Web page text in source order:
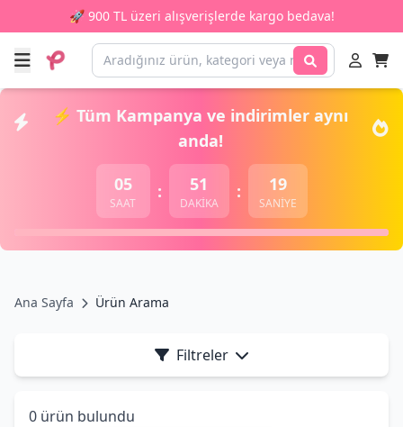
🚀 900 TL üzeri alışverişlerde kargo bedava!
⚡ Tüm Kampanya ve indirimler aynı
anda!
05
SAAT
: 51
DAKİKA
: 19
SANİYE
Ana Sayfa Ürün Arama
Filtreler
0 ürün bulundu